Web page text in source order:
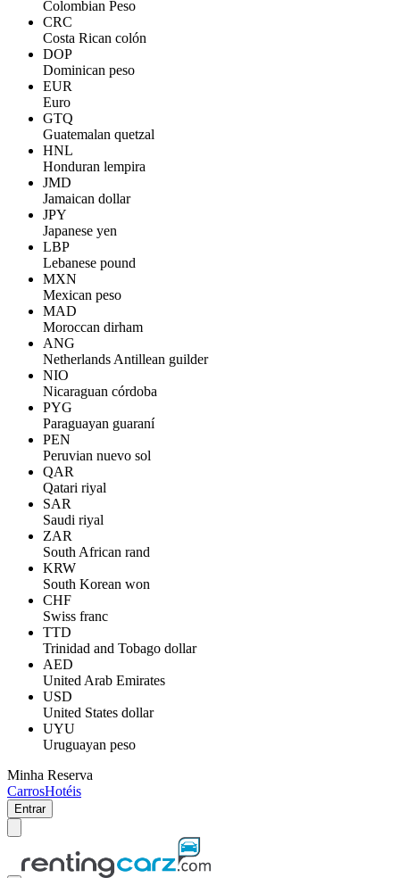
Colombian Peso
CRC
Costa Rican colón
DOP
Dominican peso
EUR
Euro
GTQ
Guatemalan quetzal
HNL
Honduran lempira
JMD
Jamaican dollar
JPY
Japanese yen
LBP
Lebanese pound
MXN
Mexican peso
MAD
Moroccan dirham
ANG
Netherlands Antillean guilder
NIO
Nicaraguan córdoba
PYG
Paraguayan guaraní
PEN
Peruvian nuevo sol
QAR
Qatari riyal
SAR
Saudi riyal
ZAR
South African rand
KRW
South Korean won
CHF
Swiss franc
TTD
Trinidad and Tobago dollar
AED
United Arab Emirates
USD
United States dollar
UYU
Uruguayan peso
Minha Reserva
CarrosHotéis
Entrar